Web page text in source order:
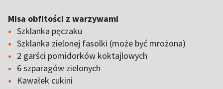
Misa obfitości z warzywami
Szklanka pęczaku
Szklanka zielonej fasolki (może być mrożona)
2 garści pomidorków koktajlowych
6 szparagów zielonych
Kawałek cukini